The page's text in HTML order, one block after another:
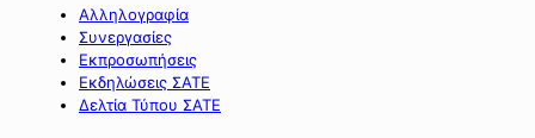
Αλληλογραφία
Συνεργασίες
Εκπροσωπήσεις
Εκδηλώσεις ΣΑΤΕ
Δελτία Τύπου ΣΑΤΕ